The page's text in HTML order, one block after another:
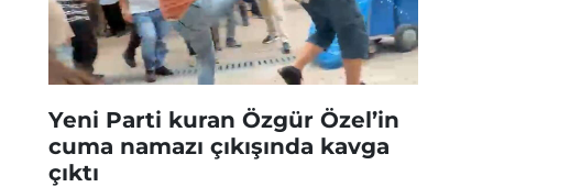
Yeni Parti kuran Özgür Özel’in
cuma namazı çıkışında kavga
çıktı